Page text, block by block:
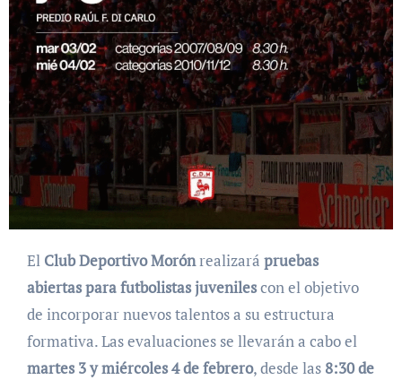
El Club Deportivo Morónrealizará pruebas
abiertas para futbolistas juvenilescon el objetivo
de incorporar nuevos talentos a su estructura
formativa. Las evaluaciones se llevarán a cabo el
martes 3 y miércoles 4 de febrero, desde las 8:30 de